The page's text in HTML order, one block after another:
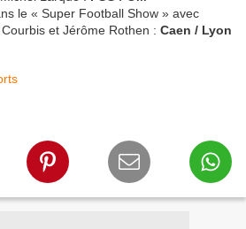
le « Super Football Show » avec
et Jérôme Rothen : Caen / Lyon